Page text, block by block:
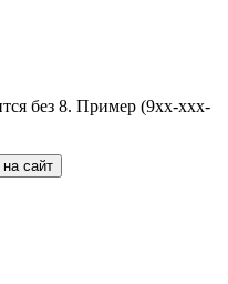
без 8. Пример (9хх-ххх-
на сайт